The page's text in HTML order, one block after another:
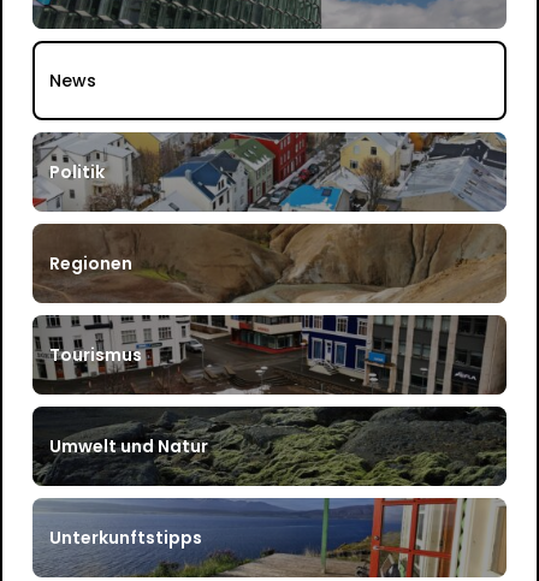
News
Politik
Regionen
Tourismus
Umwelt und Natur
Unterkunftstipps